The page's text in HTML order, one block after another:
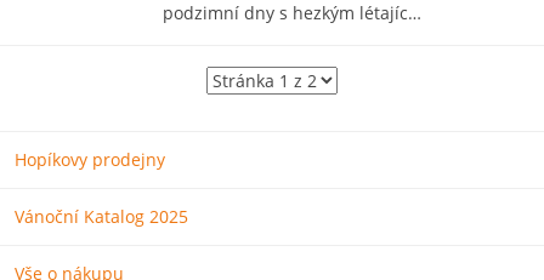
podzimní dny s hezkým létajíc…
Hopíkovy prodejny
Vánoční Katalog 2025
Vše o nákupu